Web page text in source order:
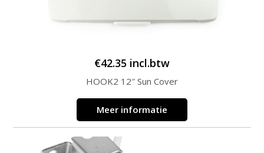
€42.35 incl.btw
HOOK2 12″ Sun Cover
Meer informatie